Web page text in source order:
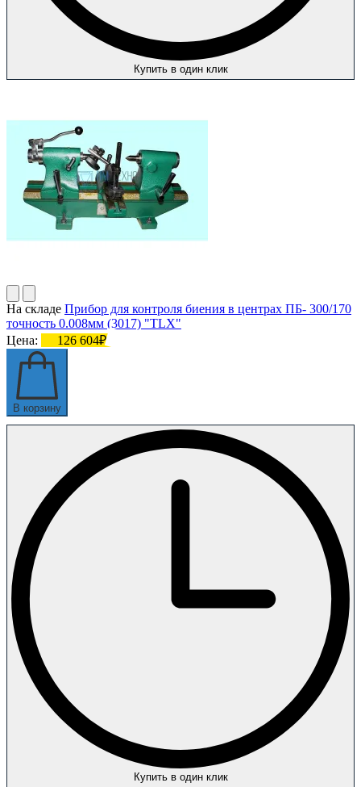
Купить в один клик
На складе Прибор для контроля биения в центрах ПБ- 300/170
точность 0.008мм (3017) "TLX"
Цена:
126 604₽
В корзину
Купить в один клик